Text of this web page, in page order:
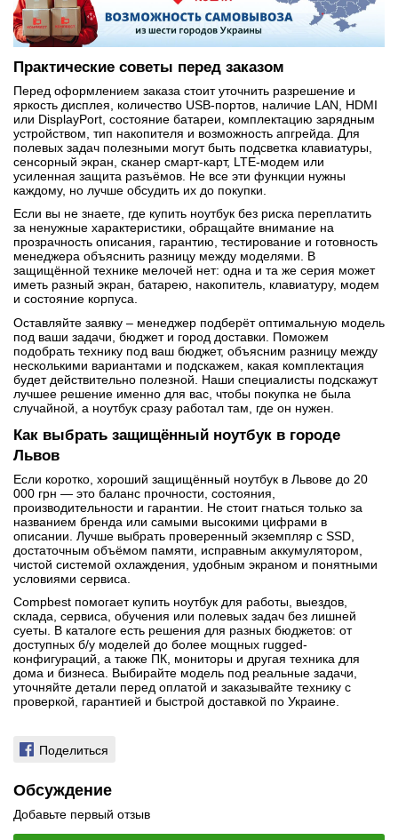
Практические советы перед заказом
Перед оформлением заказа стоит уточнить разрешение и
яркость дисплея, количество USB-портов, наличие LAN, HDMI
или DisplayPort, состояние батареи, комплектацию зарядным
устройством, тип накопителя и возможность апгрейда. Для
полевых задач полезными могут быть подсветка клавиатуры,
сенсорный экран, сканер смарт-карт, LTE-модем или
усиленная защита разъёмов. Не все эти функции нужны
каждому, но лучше обсудить их до покупки.
Если вы не знаете, где купить ноутбук без риска переплатить
за ненужные характеристики, обращайте внимание на
прозрачность описания, гарантию, тестирование и готовность
менеджера объяснить разницу между моделями. В
защищённой технике мелочей нет: одна и та же серия может
иметь разный экран, батарею, накопитель, клавиатуру, модем
и состояние корпуса.
Оставляйте заявку – менеджер подберёт оптимальную модель
под ваши задачи, бюджет и город доставки. Поможем
подобрать технику под ваш бюджет, объясним разницу между
несколькими вариантами и подскажем, какая комплектация
будет действительно полезной. Наши специалисты подскажут
лучшее решение именно для вас, чтобы покупка не была
случайной, а ноутбук сразу работал там, где он нужен.
Как выбрать защищённый ноутбук в городе
Львов
Если коротко, хороший защищённый ноутбук в Львове до 20
000 грн — это баланс прочности, состояния,
производительности и гарантии. Не стоит гнаться только за
названием бренда или самыми высокими цифрами в
описании. Лучше выбрать проверенный экземпляр с SSD,
достаточным объёмом памяти, исправным аккумулятором,
чистой системой охлаждения, удобным экраном и понятными
условиями сервиса.
Compbest помогает купить ноутбук для работы, выездов,
склада, сервиса, обучения или полевых задач без лишней
суеты. В каталоге есть решения для разных бюджетов: от
доступных б/у моделей до более мощных rugged-
конфигураций, а также ПК, мониторы и другая техника для
дома и бизнеса. Выбирайте модель под реальные задачи,
уточняйте детали перед оплатой и заказывайте технику с
проверкой, гарантией и быстрой доставкой по Украине.
Поделиться
Обсуждение
Добавьте первый отзыв